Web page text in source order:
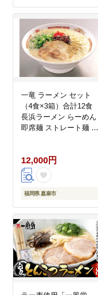
一竜 ラーメン セット
（4食×3箱）合計12食
長浜ラーメン らーめん
即席麺 ストレート麺 極
非常食 インスタントラ
ーメン
12,000円
福岡県 嘉麻市